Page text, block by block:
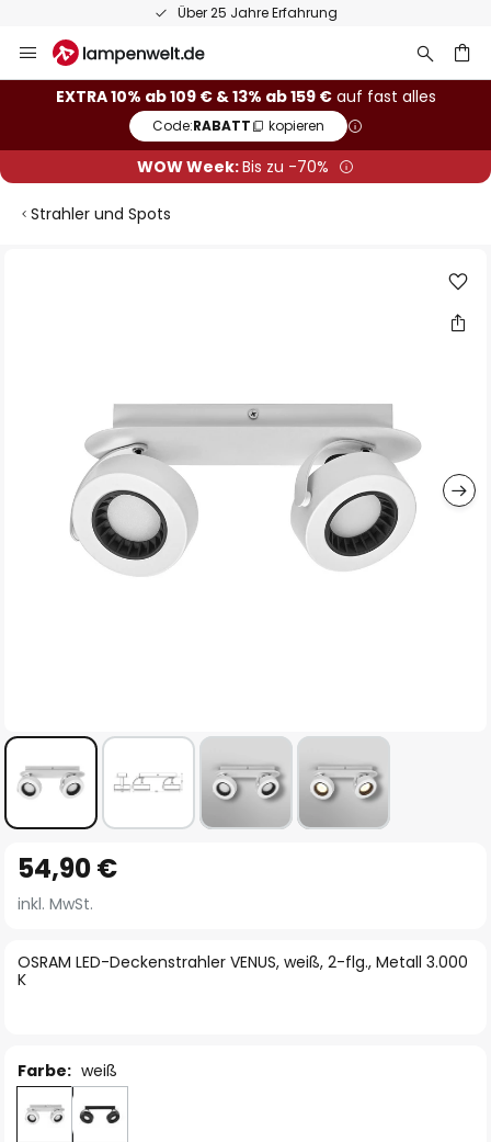
Über 25 Jahre Erfahrung
Inhalt
springen
EXTRA 10% ab 109 € & 13% ab 159 €auf fast alles
Code:RABATT kopieren
WOW Week:Bis zu -70%
Strahler und Spots
Anfang
der
springen
OSRAM LED-Deckenstrahler VENUS, weiß, 2-flg., Metall 3.000
K
54,90 €
inkl. MwSt.
Farbe: weiß